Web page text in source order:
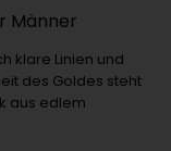
Männer
klare Linien und
des Goldes steht
aus edlem